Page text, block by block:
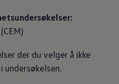
der du velger å ikke